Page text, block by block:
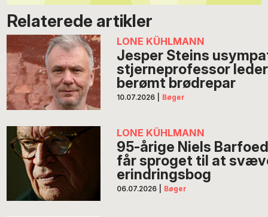
Relaterede artikler
LONE KÜHLMANN
Jesper Steins
stjerneprofessor
berømt brødrepar
10.07.2026 Bøger
LONE KÜHLMANN
95-årige Niels
får sproget til at
erindringsbog
06.07.2026 Bøger